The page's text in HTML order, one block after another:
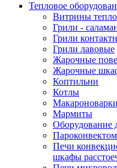
Тепловое
Витрины
Грили -
Грили
Грили лавовые
Жарочные
Жарочные
Коптильни
Котлы
Макароноварки
Мармиты
Оборудование
Печи
шкафы